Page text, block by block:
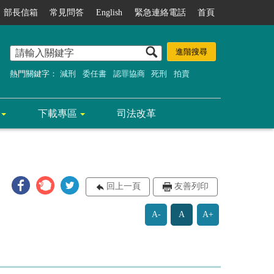
部長信箱 常見問答 English 緊急連絡電話 首頁
熱門關鍵字： 減刑 委任書 認罪協商 死刑 拍賣
下載專區 司法改革
回上一頁 友善列印
A- A A+